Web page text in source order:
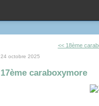
<< 18ème
24 octobre 2025
17ème caraboxymore